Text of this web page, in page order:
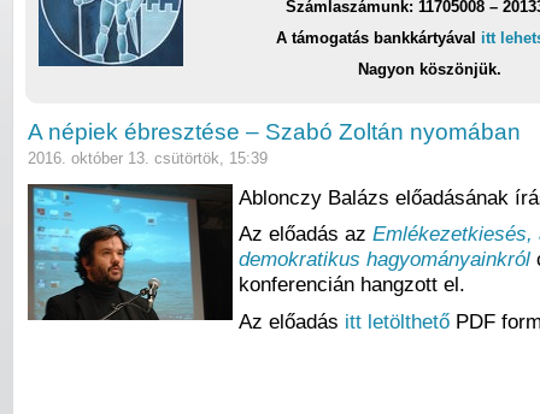
Számlaszámunk: 11705008 –
A támogatás bankkártyával itt
Nagyon köszönjük.
A népiek ébresztése – Szabó Zoltán nyomában
2016. október 13. csütörtök, 15:39
Ablonczy Balázs előadásának
Az előadás az Emlékezetkiesés,
demokratikus hagyományainkról
konferencián hangzott el.
Az előadás itt letölthető PDF